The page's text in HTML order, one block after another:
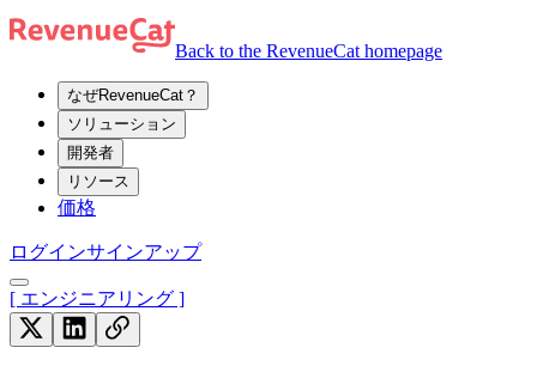
Back to the RevenueCat homepage
なぜRevenueCat？
ソリューション
開発者
リソース
価格
ログインサインアップ
[ エンジニアリング ]